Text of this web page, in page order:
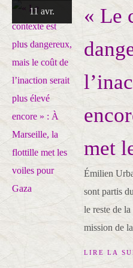
11 avr.
« Le
met
Émilien
sont partis
le reste de
mission de
LIRE LA